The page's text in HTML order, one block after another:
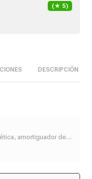
(★ 5)
DESCRIPCIÓN
amortiguador de